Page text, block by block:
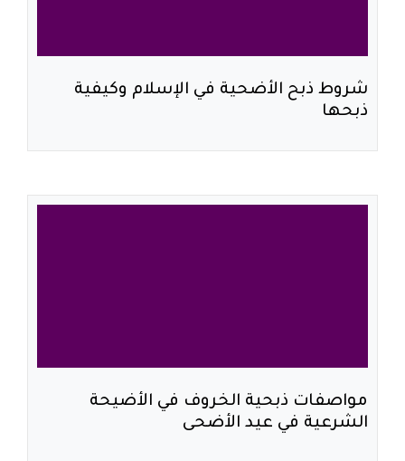
شروط ذبح الأضحية في الإسلام وكيفية
ذبحها
مواصفات ذبحية الخروف في الأضيحة
الشرعية في عيد الأضحى